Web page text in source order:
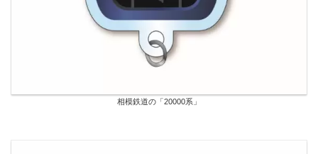
相模鉄道の「20000系」